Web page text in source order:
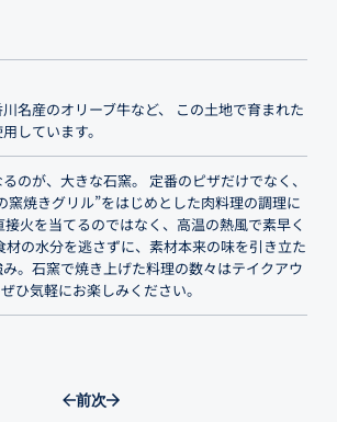
名産のオリーブ牛など、 この土地で育まれた
しています。
のが、大きな石窯。 定番のピザだけでなく、
窯焼きグリル”をはじめとした肉料理の調理に
接火を当てるのではなく、高温の熱風で素早く
材の水分を逃さずに、素材本来の味を引き立た
。石窯で焼き上げた料理の数々はテイクアウ
ひ気軽にお楽しみください。
前次